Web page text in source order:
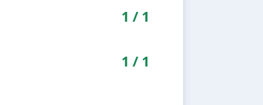
1 / 1
1 / 1